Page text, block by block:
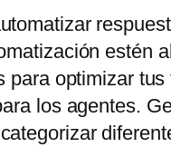
estén
optimizar
los agentes.